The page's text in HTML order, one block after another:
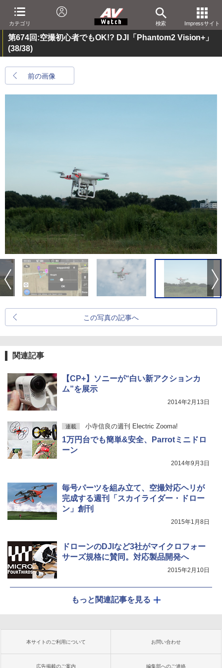
カテゴリ 検索 Impressサイト
第674回:空撮初心者でもOK!? DJI「Phantom2 Vision+」
(38/38)
前の画像
この写真の記事へ
関連記事
【CP+】ソニーが“白い新アクションカ
ム”を展示
2014年2月13日
連載 小寺信良の週刊 Electric Zooma!
1万円台でも簡単&安全、Parrotミニドロ
ーン
2014年9月3日
毎号パーツを組み立て、空撮対応ヘリが
完成する週刊「スカイライダー・ドロー
ン」創刊
2015年1月8日
ドローンのDJIなど3社がマイクロフォー
サーズ規格に賛同。対応製品開発へ
2015年2月10日
もっと関連記事を見る
本サイトのご利用について お問い合わせ
広告掲載のご案内 編集部へのご連絡